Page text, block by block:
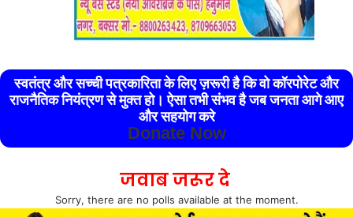
स्वतंत्र और सच्ची पत्रकारिता के लिए ज़रूरी है कि वो कॉरपोरेट और
राजनैतिक नियंत्रण से मुक्त हो। ऐसा तभी संभव है जब जनता आगे आए
और सहयोग करे
Donate Now
जवाब जरूर दे
Sorry, there are no polls available at the moment.